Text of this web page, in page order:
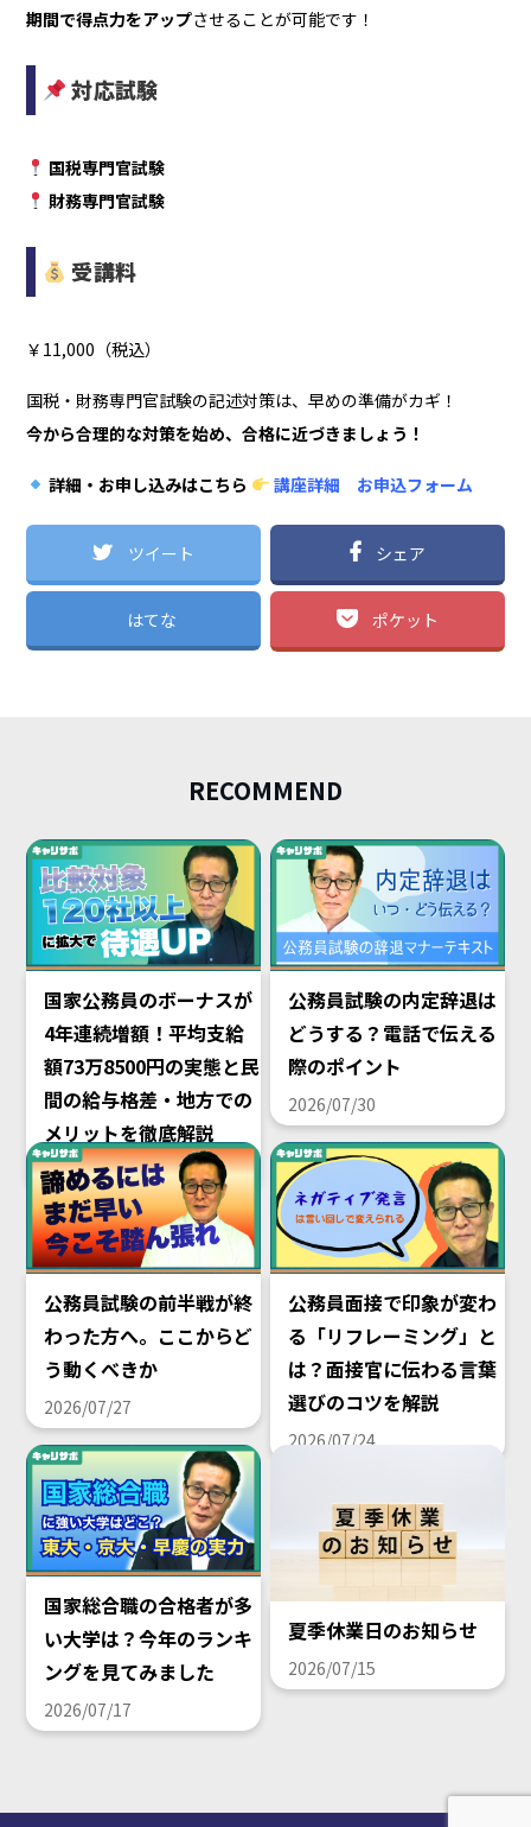
期間で得点力をアップさせることが可能です！
対応試験
国税専門官試験
財務専門官試験
受講料
￥11,000（税込）
国税・財務専門官試験の記述対策は、早めの準備がカギ！
今から合理的な対策を始め、合格に近づきましょう！
詳細・お申し込みはこちら 講座詳細 お申込フォーム
ツイート シェア
はてな ポケット
RECOMMEND
国家公務員のボーナスが
4年連続増額！平均支給
額73万8500円の実態と民
間の給与格差・地方での
メリットを徹底解説
2026/08/02
公務員試験の内定辞退は
どうする？電話で伝える
際のポイント
2026/07/30
公務員試験の前半戦が終
わった方へ。ここからど
う動くべきか
2026/07/27
公務員面接で印象が変わ
る「リフレーミング」と
は？面接官に伝わる言葉
選びのコツを解説
2026/07/24
国家総合職の合格者が多
い大学は？今年のランキ
ングを見てみました
2026/07/17
夏季休業日のお知らせ
2026/07/15